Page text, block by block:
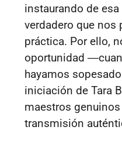
instaurando de
verdadero que nos
práctica. Por ello,
oportunidad
hayamos
iniciación de Tara
maestros
transmisión